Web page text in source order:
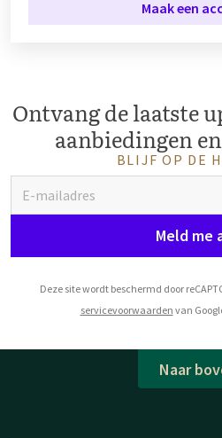
Maak een
Ontvang de laatste
aanbiedingen
BLIJF OP DE
Meld me
Deze site wordt beschermd door
servicevoorwaarden van
Naar